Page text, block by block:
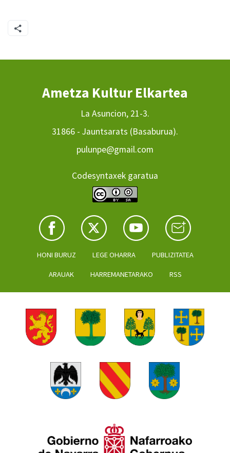
Ametza Kultur Elkartea
La Asuncion, 21-3.
31866 - Jauntsarats (Basaburua).
pulunpe@gmail.com
Codesyntaxek garatua
HONI BURUZ LEGE OHARRA PUBLIZITATEA
ARAUAK HARREMANETARAKO RSS